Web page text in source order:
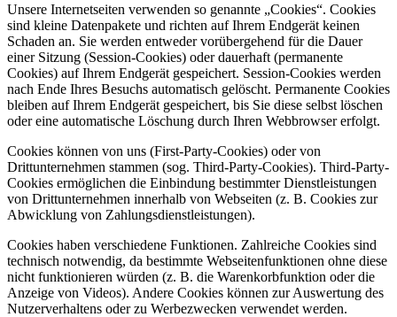
Unsere Internetseiten verwenden so genannte „Cookies“. Cookies
sind kleine Datenpakete und richten auf Ihrem Endgerät keinen
Schaden an. Sie werden entweder vorübergehend für die Dauer
einer Sitzung (Session-Cookies) oder dauerhaft (permanente
Cookies) auf Ihrem Endgerät gespeichert. Session-Cookies werden
nach Ende Ihres Besuchs automatisch gelöscht. Permanente Cookies
bleiben auf Ihrem Endgerät gespeichert, bis Sie diese selbst löschen
oder eine automatische Löschung durch Ihren Webbrowser erfolgt.
Cookies können von uns (First-Party-Cookies) oder von
Drittunternehmen stammen (sog. Third-Party-Cookies). Third-Party-
Cookies ermöglichen die Einbindung bestimmter Dienstleistungen
von Drittunternehmen innerhalb von Webseiten (z. B. Cookies zur
Abwicklung von Zahlungsdienstleistungen).
Cookies haben verschiedene Funktionen. Zahlreiche Cookies sind
technisch notwendig, da bestimmte Webseitenfunktionen ohne diese
nicht funktionieren würden (z. B. die Warenkorbfunktion oder die
Anzeige von Videos). Andere Cookies können zur Auswertung des
Nutzerverhaltens oder zu Werbezwecken verwendet werden.